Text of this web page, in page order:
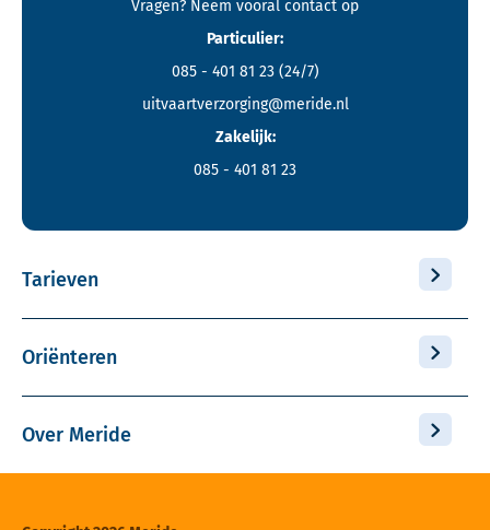
Vragen? Neem vooral contact op
Particulier:
085 - 401 81 23 (24/7)
uitvaartverzorging@meride.nl
Zakelijk:
085 - 401 81 23
Tarieven
Oriënteren
Over Meride